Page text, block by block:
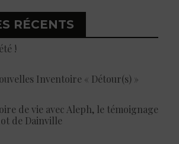
RÉCENTS
!
Inventoire « Détour(s) »
de vie avec Aleph, le témoignage
de Dainville